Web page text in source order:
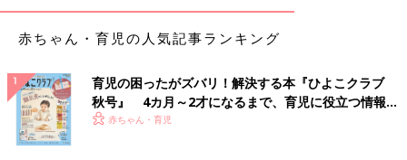
赤ちゃん・育児の人気記事ランキング
育児の困ったがズバリ！解決する本『ひよこクラブ
秋号』 4カ月～2才になるまで、育児に役立つ情報が
いっぱい！
赤ちゃん・育児